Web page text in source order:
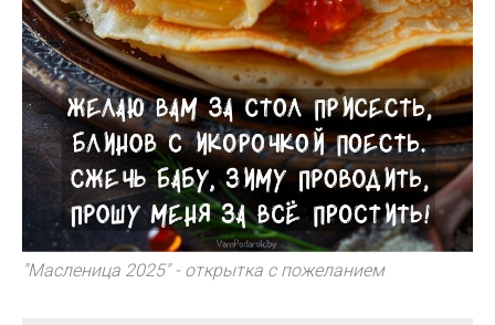
"Масленица 2025" - открытка с пожеланием